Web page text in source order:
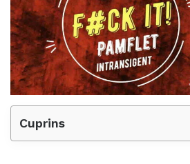
Cuprins